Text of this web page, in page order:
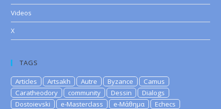
Videos
X
TAGS
Articles Artsakh Autre Byzance
Camus
Caratheodory
community Dessin
Dialogs
Dostoievski
e-Masterclass e-Μάθημα
Echecs